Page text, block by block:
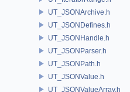
UT_JSONArchive.h
UT_JSONDefines.h
UT_JSONHandle.h
UT_JSONParser.h
UT_JSONPath.h
UT_JSONValue.h
UT_JSONValueArray.h